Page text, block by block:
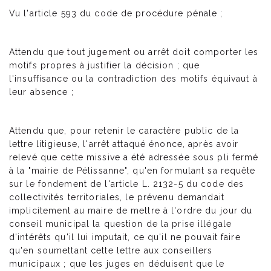
Vu l'article 593 du code de procédure pénale ;
Attendu que tout jugement ou arrêt doit comporter les
motifs propres à justifier la décision ; que
l'insuffisance ou la contradiction des motifs équivaut à
leur absence ;
Attendu que, pour retenir le caractère public de la
lettre litigieuse, l'arrêt attaqué énonce, après avoir
relevé que cette missive a été adressée sous pli fermé
à la "mairie de Pélissanne", qu'en formulant sa requête
sur le fondement de l'article L. 2132-5 du code des
collectivités territoriales, le prévenu demandait
implicitement au maire de mettre à l'ordre du jour du
conseil municipal la question de la prise illégale
d'intérêts qu'il lui imputait, ce qu'il ne pouvait faire
qu'en soumettant cette lettre aux conseillers
municipaux ; que les juges en déduisent que le